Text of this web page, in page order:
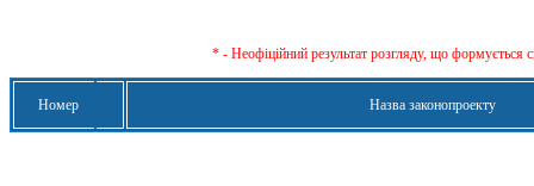
* - Неофіційний результат розгляду, що формується
Номер Назва законопроекту